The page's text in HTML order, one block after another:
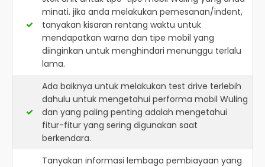
minati. jika anda melakukan pemesanan/indent,
tanyakan kisaran rentang waktu untuk
mendapatkan warna dan tipe mobil yang
diinginkan untuk menghindari menunggu terlalu
lama.
Ada baiknya untuk melakukan test drive terlebih
dahulu untuk mengetahui performa mobil Wuling
dan yang paling penting adalah mengetahui
fitur-fitur yang sering digunakan saat
berkendara.
Tanyakan informasi lembaga pembiayaan yang